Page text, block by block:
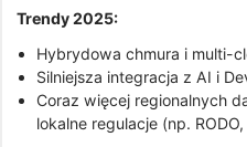
Trendy 2025:
Hybrydowa chmura i multi-
Silniejsza integracja z AI i
Coraz więcej regionalnych
lokalne regulacje (np. RODO,